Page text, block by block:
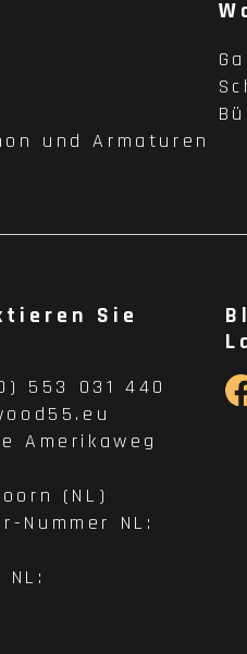
und Armaturen
Sie
553 031 440
Amerikaweg
(NL)
Nummer NL:
NL: